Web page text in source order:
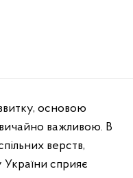
основою
важливою. В
верств,
України сприяє